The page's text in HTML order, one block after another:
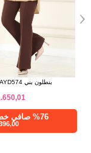
الفستان أسود 2638MSZ1172
%28 صافي خصم
738,00 TL